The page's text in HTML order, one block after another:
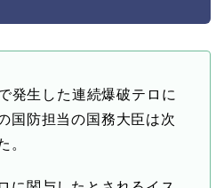
発生した連続爆破テロに
国防担当の国務大臣は次
。